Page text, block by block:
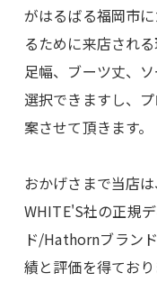
がはるばる福岡市
るために来店され
足幅、ブーツ丈、
選択できますし、
案させて頂きます。
おかげさまで当店
WHITE'S社の正規
ド/Hathornブラン
績と評価を得てお